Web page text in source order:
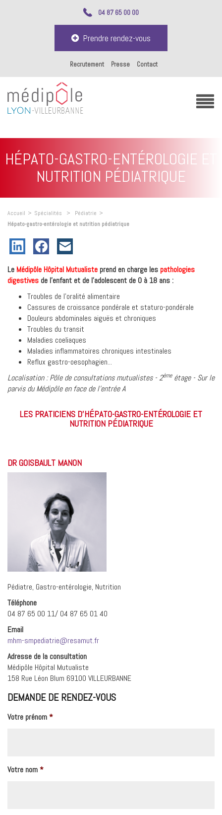
04 87 65 00 00
Prendre rendez-vous
Recrutement Presse Contact
HÉPATO-GASTRO-ENTÉROLOGIE ET
NUTRITION PÉDIATRIQUE
Accueil > Spécialités > Pédiatrie >
Hépato-gastro-entérologie et nutrition pédiatrique
Le Médipôle Hôpital Mutualiste prend en charge les pathologies
digestives de l'enfant et de l'adolescent de 0 à 18 ans :
Troubles de l'oralité alimentaire
Cassures de croissance pondérale et staturo-pondérale
Douleurs abdominales aiguës et chroniques
Troubles du transit
Maladies coeliaques
Maladies inflammatoires chroniques intestinales
Reflux gastro-oesophagien...
Localisation : Pôle de consultations mutualistes - 2èmeétage - Sur le
parvis du Médipôle en face de l'entrée A
LES PRATICIENS D'HÉPATO-GASTRO-ENTÉROLOGIE ET
NUTRITION PÉDIATRIQUE
DR GOISBAULT MANON
Pédiatre, Gastro-entérologie, Nutrition
Téléphone
04 87 65 00 11/ 04 87 65 01 40
Email
mhm-smpediatrie@resamut.fr
Adresse de la consultation
Médipôle Hôpital Mutualiste
158 Rue Léon Blum 69100 VILLEURBANNE
DEMANDE DE RENDEZ-VOUS
Votre prénom*
Votre nom*